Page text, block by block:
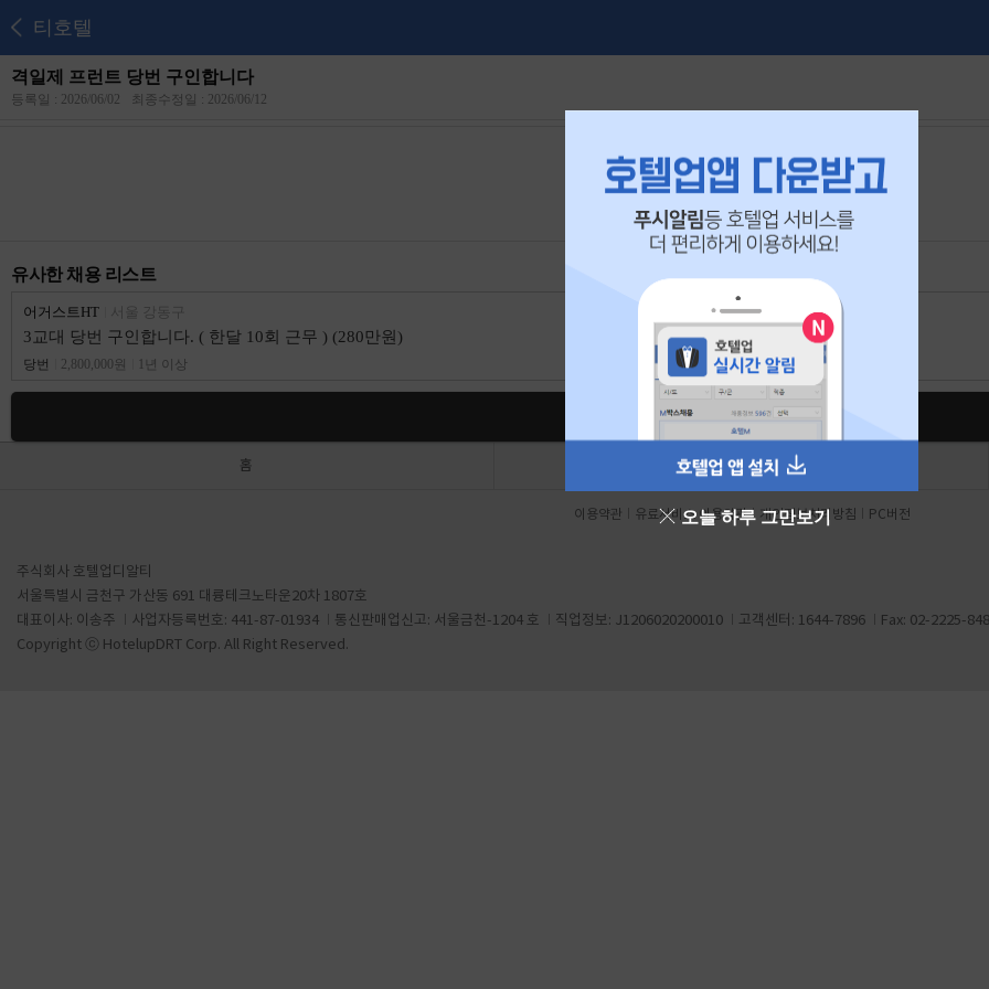
티호텔
격일제 프런트 당번 구인합니다
등록일 : 2026/06/02 최종수정일 : 2026/06/12
본 공고는2026년 06월 21일 에 마감되었습니다.
유사한 채용 리스트
어거스트HT 서울 강동구
3교대 당번 구인합니다. ( 한달 10회 근무 ) (280만원)
당번 2,800,000원 1년 이상
일반채용 더보기
오늘 하루 그만보기
홈 광고제휴
이용약관 유료서비스 이용약관 개인정보처리방침 PC버전
주식회사 호텔업디알티
서울특별시 금천구 가산동 691 대륭테크노타운20차 1807호
대표이사: 이송주
사업자등록번호: 441-87-01934 통신판매업신고: 서울금천-1204 호 직업정보: J1206020200010 고객센터: 1644-7896 Fax: 02-2225-
Copyright ⓒ HotelupDRT Corp. All Right Reserved.